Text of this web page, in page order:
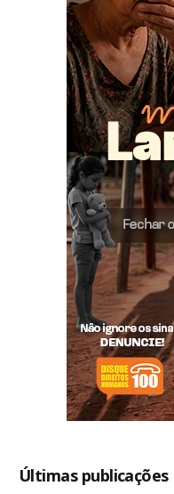
Últimas publicações